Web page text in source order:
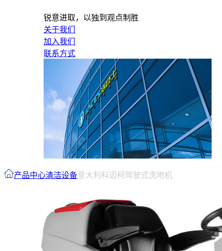
锐意进取，以独到观点制胜
关于我们
加入我们
联系方式
产品中心清洁设备意大利科迈柯驾驶式洗地机